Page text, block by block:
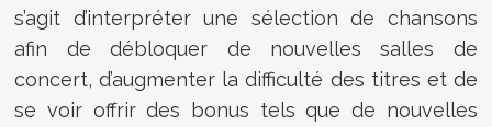
s’agit d’interpréter une sélection de chansons
afin de débloquer de nouvelles salles de
concert, d’augmenter la difficulté des titres et de
se voir offrir des bonus tels que de nouvelles